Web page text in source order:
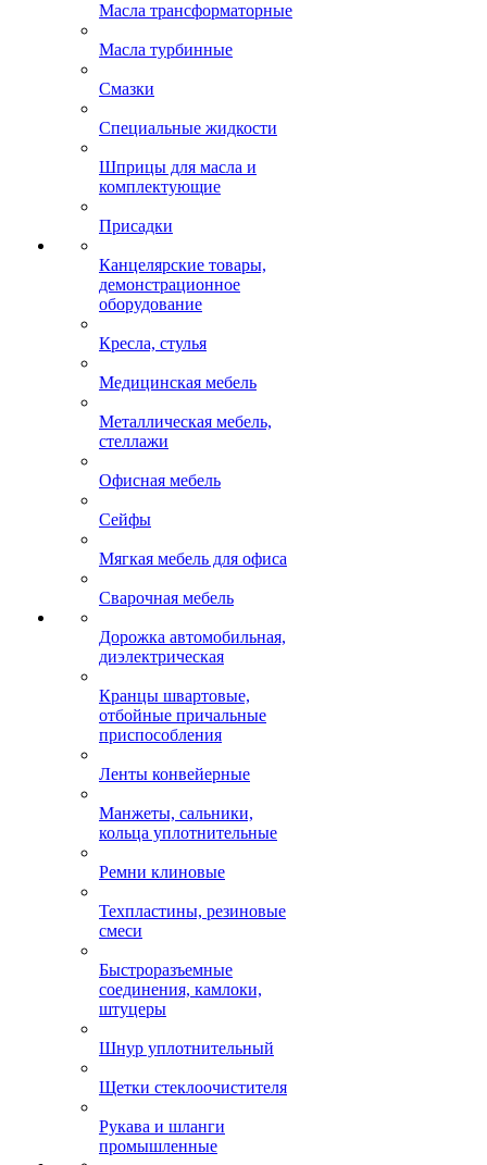
Масла трансформаторные
Масла турбинные
Смазки
Специальные жидкости
Шприцы для масла и
комплектующие
Присадки
Канцелярские товары,
демонстрационное
оборудование
Кресла, стулья
Медицинская мебель
Металлическая мебель,
стеллажи
Офисная мебель
Сейфы
Мягкая мебель для офиса
Сварочная мебель
Дорожка автомобильная,
диэлектрическая
Кранцы швартовые,
отбойные причальные
приспособления
Ленты конвейерные
Манжеты, сальники,
кольца уплотнительные
Ремни клиновые
Техпластины, резиновые
смеси
Быстроразъемные
соединения, камлоки,
штуцеры
Шнур уплотнительный
Щетки стеклоочистителя
Рукава и шланги
промышленные